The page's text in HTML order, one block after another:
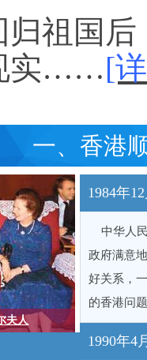
国后
实……[
一、香港
夫人
1984年
中华人民
政府满意
好关系，
的香港问
1990年4